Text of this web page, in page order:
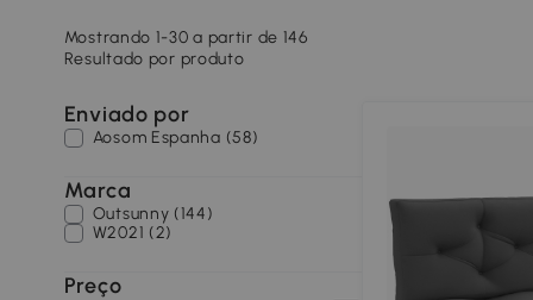
Chapéus de sol bases e velas de
Estufas e Acessórios
Arrumação Exterior
Luminaria de jardim
Piscinas
Mostrando 1-30 a partir de 146
Resultado por produto
Enviado por
Aosom Espanha (58)
Marca
Outsunny (144)
W2021 (2)
Preço